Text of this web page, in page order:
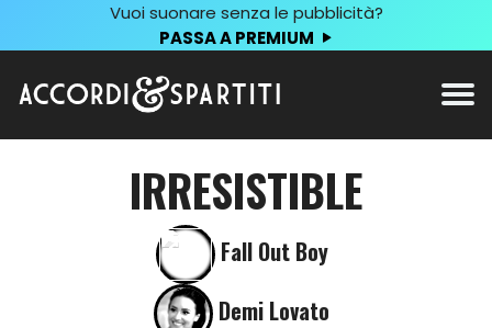
Vuoi suonare senza le pubblicità?
PASSA A PREMIUM
IRRESISTIBLE
Fall Out Boy
Demi Lovato